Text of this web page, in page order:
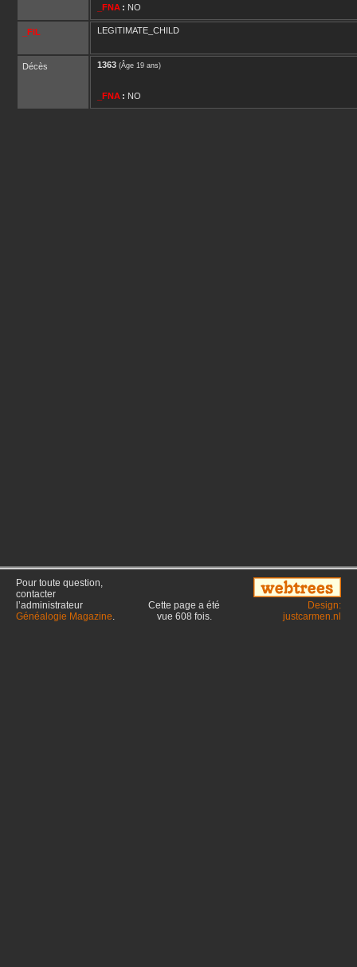
_FNA : NO
_FIL LEGITIMATE_CHILD
Décès 1363 (Âge 19 ans)
_FNA : NO
Pour toute question,
contacter
l’administrateur
Généalogie Magazine.
Cette page a été
vue 608 fois.
Design:
justcarmen.nl